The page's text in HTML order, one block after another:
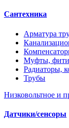
Сантехника
Арматура
Муфты,
Радиаторы,
Трубы
Низковольтное и
Датчики/сенсоры